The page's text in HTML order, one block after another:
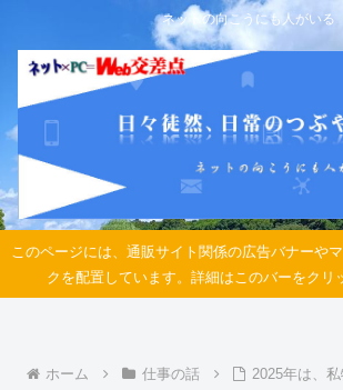
ネットの向こうにも人がいる
このページには、通販サイト関係の広告バナーや
クを配置しています。詳細はこのバーをクリ
ホーム 仕事の話
2025年は、